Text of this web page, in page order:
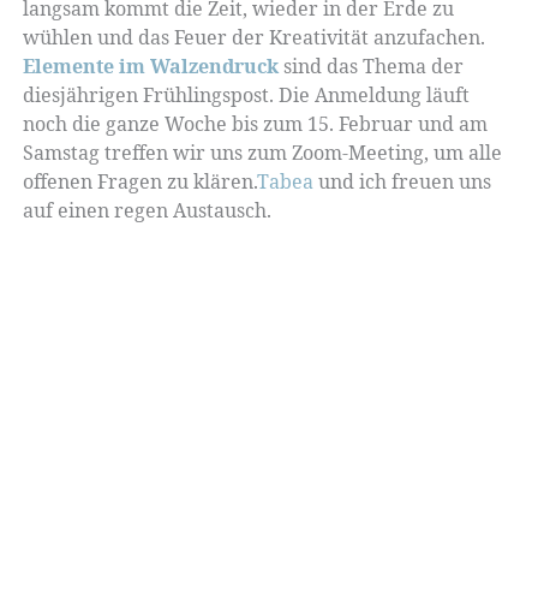
langsam kommt die Zeit, wieder in der Erde zu
wühlen und das Feuer der Kreativität anzufachen.
Elemente im Walzendrucksind das Thema der
diesjährigen Frühlingspost. Die Anmeldung läuft
noch die ganze Woche bis zum 15. Februar und am
Samstag treffen wir uns zum Zoom-Meeting, um alle
offenen Fragen zu klären.Tabeaund ich freuen uns
auf einen regen Austausch.